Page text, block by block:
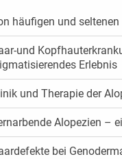
häufigen und
und
Erlebnis
und Therapie der
Alopezien –
bei